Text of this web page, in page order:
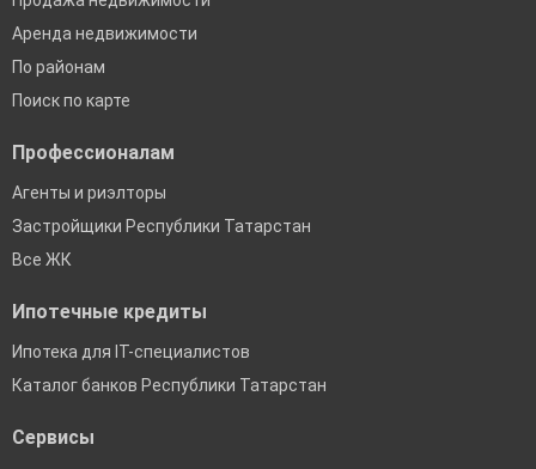
Аренда недвижимости
По районам
Поиск по карте
Профессионалам
Агенты и риэлторы
Застройщики Республики Татарстан
Все ЖК
Ипотечные кредиты
Ипотека для IT-специалистов
Каталог банков Республики Татарстан
Сервисы